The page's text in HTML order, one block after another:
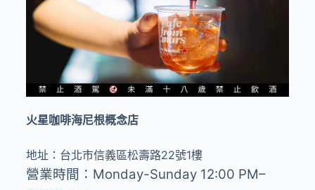
火星咖啡海尼根概念店
地址：台北市信義區松壽路22號1樓
營業時間： Monday-Sunday 12:00 PM–